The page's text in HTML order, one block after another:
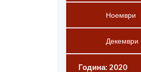
Ноември
Декември
Година: 2020